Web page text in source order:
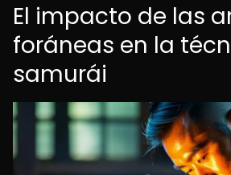
El impacto de las
foráneas en la
samurái